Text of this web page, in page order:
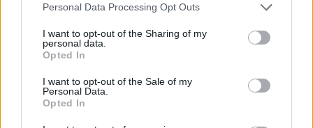
Personal Data Processing Opt Outs
I want to opt-out of the Sharing of my
personal data.
Opted In
I want to opt-out of the Sale of my
Personal Data.
Opted In
Actus Info
Pourquoi le bouton start/stop disparaît
des voitures électriques